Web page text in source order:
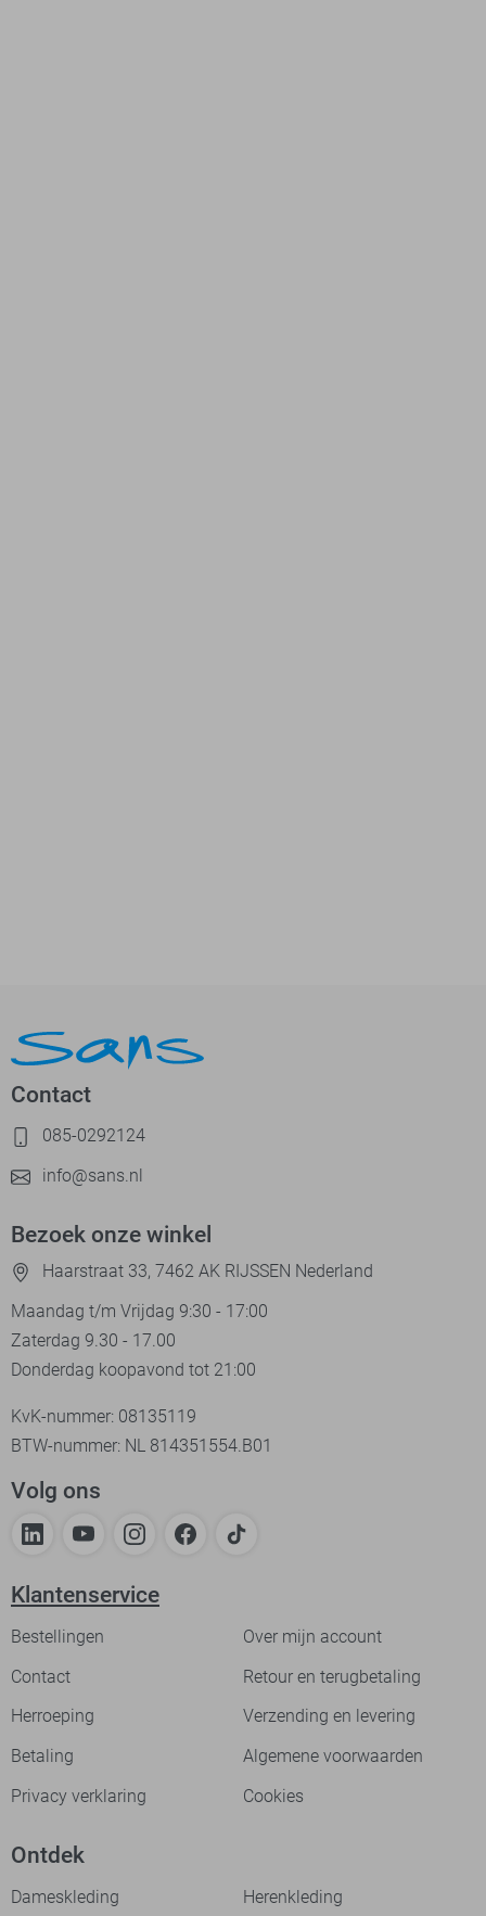
Contact
085-0292124
info@sans.nl
Bezoek onze winkel
Haarstraat 33, 7462 AK RIJSSEN Nederland
Maandag t/m Vrijdag 9:30 - 17:00
Zaterdag 9.30 - 17.00
Donderdag koopavond tot 21:00
KvK-nummer: 08135119
BTW-nummer: NL 814351554.B01
Volg ons
Klantenservice
Bestellingen
Over mijn account
Contact
Retour en terugbetaling
Herroeping
Verzending en levering
Betaling
Algemene voorwaarden
Privacy verklaring
Cookies
Ontdek
Dameskleding
Herenkleding